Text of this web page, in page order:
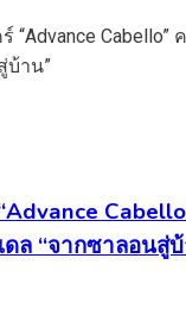
ล “จากซาลอนสู่